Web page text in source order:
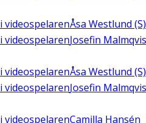
i videospelarenÅsa Westlund (S)
i videospelarenJosefin
i videospelarenÅsa Westlund (S)
i videospelarenJosefin
i videospelarenCamilla Hansén